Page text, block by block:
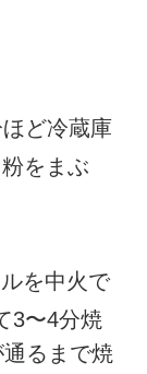
ど冷蔵庫
をまぶ
を中火で
3〜4分焼
るまで焼